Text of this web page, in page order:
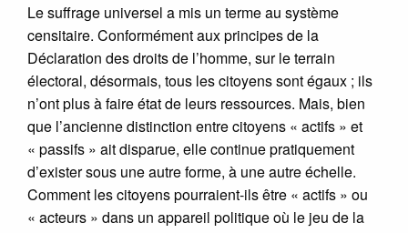
Le suffrage universel a mis un terme au système
censitaire. Conformément aux principes de la
Déclaration des droits de l’homme, sur le terrain
électoral, désormais, tous les citoyens sont égaux ; ils
n’ont plus à faire état de leurs ressources. Mais, bien
que l’ancienne distinction entre citoyens « actifs » et
« passifs » ait disparue, elle continue pratiquement
d’exister sous une autre forme, à une autre échelle.
Comment les citoyens pourraient-ils être « actifs » ou
« acteurs » dans un appareil politique où le jeu de la